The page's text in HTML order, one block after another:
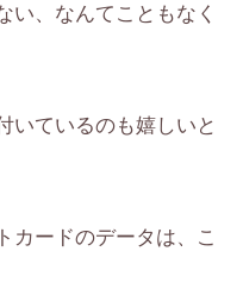
い、なんてこともなく
いているのも嬉しいと
カードのデータは、こ